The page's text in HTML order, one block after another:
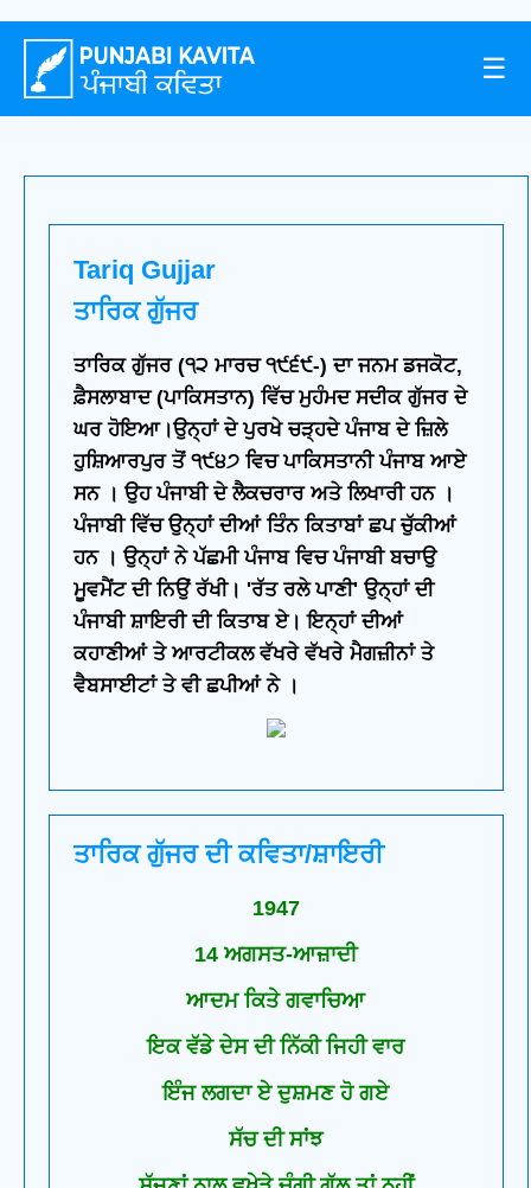
☰
Tariq Gujjar
ਤਾਰਿਕ ਗੁੱਜਰ
ਤਾਰਿਕ ਗੁੱਜਰ (੧੨ ਮਾਰਚ ੧੯੬੯-) ਦਾ ਜਨਮ ਡਜਕੋਟ,
ਫ਼ੈਸਲਾਬਾਦ (ਪਾਕਿਸਤਾਨ) ਵਿੱਚ ਮੁਹੰਮਦ ਸਦੀਕ ਗੁੱਜਰ ਦੇ
ਘਰ ਹੋਇਆ।ਉਨ੍ਹਾਂ ਦੇ ਪੁਰਖੇ ਚੜ੍ਹਦੇ ਪੰਜਾਬ ਦੇ ਜ਼ਿਲੇ
ਹੁਸ਼ਿਆਰਪੁਰ ਤੋਂ ੧੯੪੭ ਵਿਚ ਪਾਕਿਸਤਾਨੀ ਪੰਜਾਬ ਆਏ
ਸਨ । ਉਹ ਪੰਜਾਬੀ ਦੇ ਲੈਕਚਰਾਰ ਅਤੇ ਲਿਖਾਰੀ ਹਨ ।
ਪੰਜਾਬੀ ਵਿੱਚ ਉਨ੍ਹਾਂ ਦੀਆਂ ਤਿੰਨ ਕਿਤਾਬਾਂ ਛਪ ਚੁੱਕੀਆਂ
ਹਨ । ਉਨ੍ਹਾਂ ਨੇ ਪੱਛਮੀ ਪੰਜਾਬ ਵਿਚ ਪੰਜਾਬੀ ਬਚਾਉ
ਮੂਵਮੈਂਟ ਦੀ ਨਿਉਂ ਰੱਖੀ। 'ਰੱਤ ਰਲੇ ਪਾਣੀ' ਉਨ੍ਹਾਂ ਦੀ
ਪੰਜਾਬੀ ਸ਼ਾਇਰੀ ਦੀ ਕਿਤਾਬ ਏ। ਇਨ੍ਹਾਂ ਦੀਆਂ
ਕਹਾਣੀਆਂ ਤੇ ਆਰਟੀਕਲ ਵੱਖਰੇ ਵੱਖਰੇ ਮੈਗਜ਼ੀਨਾਂ ਤੇ
ਵੈਬਸਾਈਟਾਂ ਤੇ ਵੀ ਛਪੀਆਂ ਨੇ ।
ਤਾਰਿਕ ਗੁੱਜਰ ਦੀ ਕਵਿਤਾ/ਸ਼ਾਇਰੀ
1947
14 ਅਗਸਤ-ਆਜ਼ਾਦੀ
ਆਦਮ ਕਿਤੇ ਗਵਾਚਿਆ
ਇਕ ਵੱਡੇ ਦੇਸ ਦੀ ਨਿੱਕੀ ਜਿਹੀ ਵਾਰ
ਇੰਜ ਲਗਦਾ ਏ ਦੁਸ਼ਮਣ ਹੋ ਗਏ
ਸੱਚ ਦੀ ਸਾਂਝ